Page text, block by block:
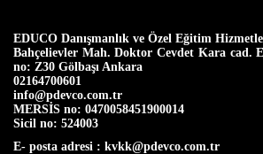
EDUCO Danışmanlık ve Özel Eğitim
Bahçelievler Mah. Doktor Cevdet Kara cad.
no: Z30 Gölbaşı Ankara
02164700601
info@pdevco.com.tr
MERSİS no: 0470058451900014
Sicil no: 524003
E- posta adresi : kvkk@pdevco.com.tr